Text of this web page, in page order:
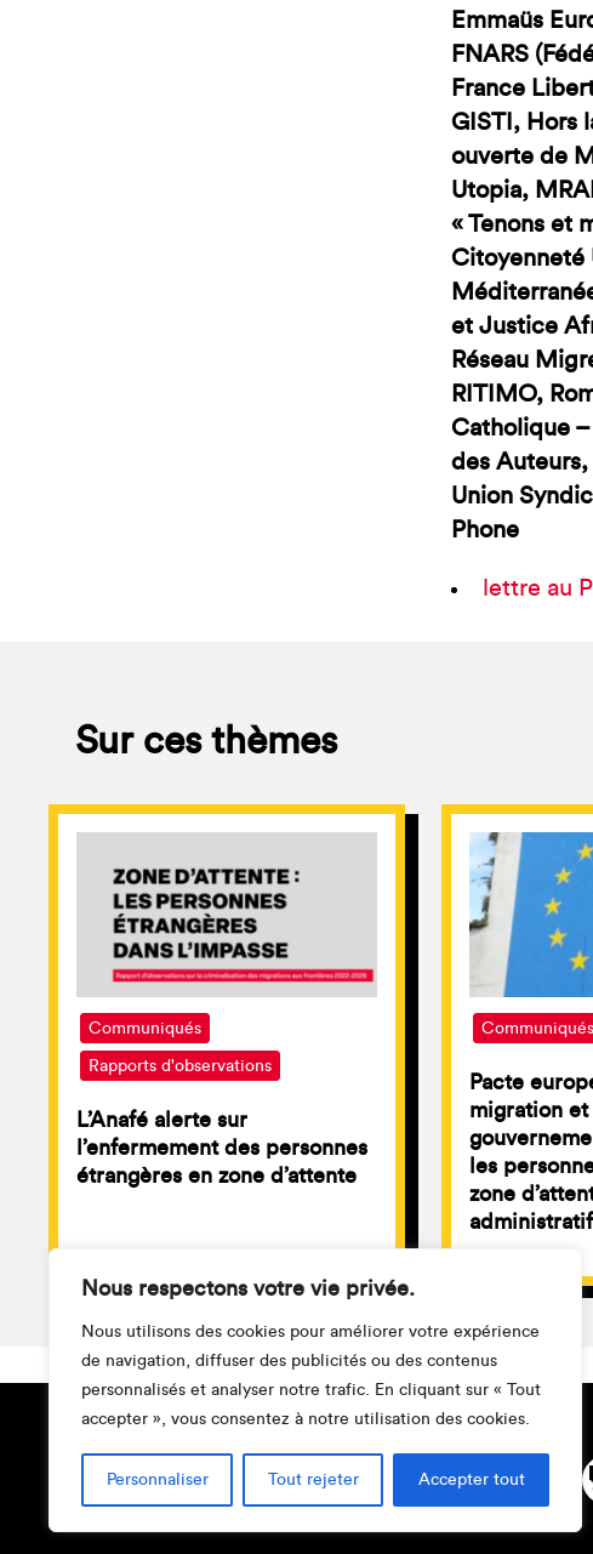
Nous respectons votre vie privée.
Nous utilisons des cookies pour améliorer votre expérience
de navigation, diffuser des publicités ou des contenus
personnalisés et analyser notre trafic. En cliquant sur « Tout
accepter », vous consentez à notre utilisation des cookies.
Personnaliser Tout rejeter Accepter tout
Emmaüs
FNARS
France
GISTI, Hors
ouverte de
Utopia,
« Tenons et
Citoyenneté
et Justice
Réseau
RITIMO,
Catholique
des
Union
Phone
lettre au
Sur ces thèmes
Communiqués
Rapports d'observations
L’Anafé alerte sur
l’enfermement des personnes
étrangères en zone d’attente
Communiqués
Pacte
migration et
les
zone
administratif